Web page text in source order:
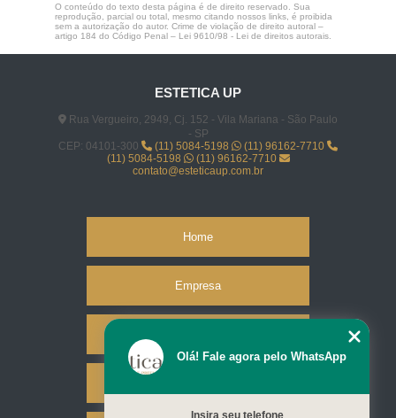
O conteúdo do texto desta página é de direito reservado. Sua
reprodução, parcial ou total, mesmo citando nossos links, é proibida
sem a autorização do autor. Crime de violação de direito autoral –
artigo 184 do Código Penal – Lei 9610/98 - Lei de direitos autorais.
ESTETICA UP
Rua Vergueiro, 2949, Cj. 152 - Vila Mariana - São Paulo
- SP
CEP: 04101-300
(11) 5084-5198
(11) 96162-7710
(11) 5084-5198
(11) 96162-7710
contato@esteticaup.com.br
Home
Empresa
Olá! Fale agora pelo WhatsApp
Insira seu telefone